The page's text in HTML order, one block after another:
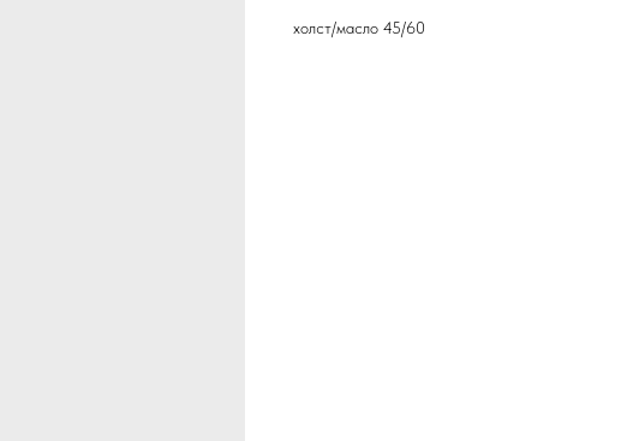
холст/масло 45/60